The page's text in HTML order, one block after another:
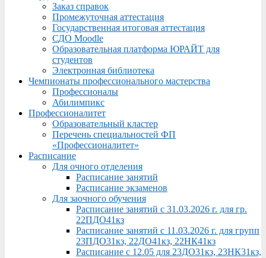
Заказ справок
Промежуточная аттестация
Государственная итоговая аттестация
СДО Moodle
Образовательная платформа ЮРАЙТ для
студентов
Электронная библиотека
Чемпионаты профессионального мастерства
Профессионалы
Абилимпикс
Профессионалитет
Образовательный кластер
Перечень специальностей ФП
«Профессионалитет»
Расписание
Для очного отделения
Расписание занятий
Расписание экзаменов
Для заочного обучения
Расписание занятий с 31.03.2026 г. для гр.
22ПДО41кз
Расписание занятий с 11.03.2026 г. для групп
23ПДО31кз, 22ДО41кз, 22НК41кз
Расписание с 12.05 для 23ДО31кз, 23НК31кз,